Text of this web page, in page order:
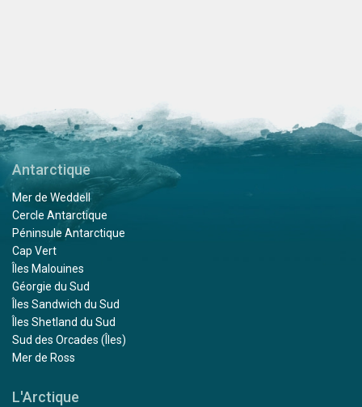
Antarctique
Mer de Weddell
Cercle Antarctique
Péninsule Antarctique
Cap Vert
Îles Malouines
Géorgie du Sud
Îles Sandwich du Sud
Îles Shetland du Sud
Sud des Orcades (Îles)
Mer de Ross
L'Arctique